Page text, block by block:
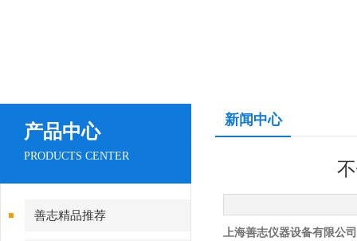
产品中心
PRODUCTS CENTER
善志精品推荐
新闻中心
上海善志仪器设备有限公